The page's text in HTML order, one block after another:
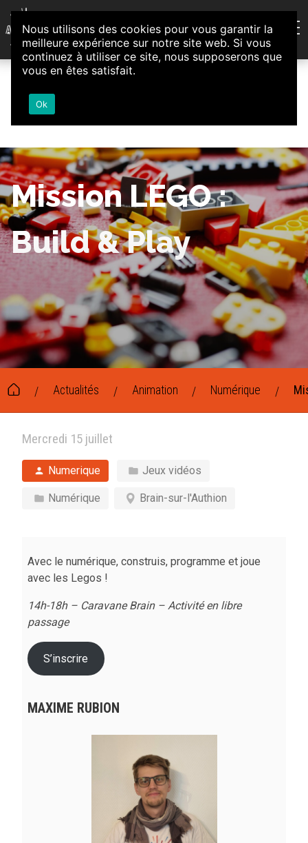
Aller au contenu
Association d'Animation et d'Initiatives Citoyennes
Loire-Authion
Mission LEGO :
Build & Play
/ Actualités / Animation / Numérique /
Mercredi 15 juillet
Numerique Jeux vidéos
Numérique Brain-sur-l'Authion
Avec le numérique, construis, programme et joue
avec les Legos !
14h-18h – Caravane Brain – Activité en libre
passage
S’inscrire
MAXIME RUBION
Nous utilisons des cookies pour vous garantir la
meilleure expérience sur notre site web. Si vous
continuez à utiliser ce site, nous supposerons que
vous en êtes satisfait.
Ok